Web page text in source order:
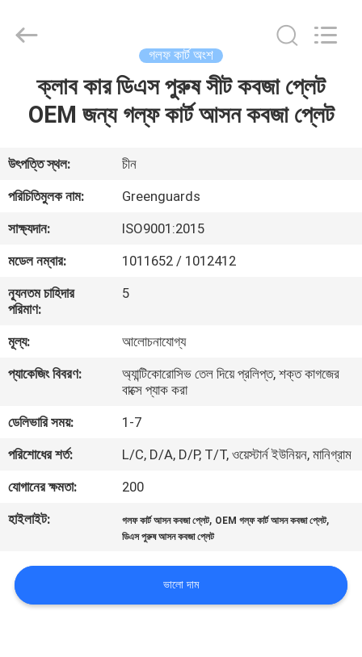
আমাদের
সম্পর্কে
কারখানা
ভ্রমণ
মান
নিয়ন্ত্রণ
যোগাযোগ
করুন
খবর
উদ্ধৃতির
জন্য
Trading
গলফ কার্ট অংশ
ক্লাব কার ডিএস পুরুষ সীট কবজা প্লেট
OEM জন্য গল্ফ কার্ট আসন কবজা প্লেট
উৎপত্তি স্থল:
চীন
পরিচিতিমুলক নাম:
Greenguards
সাক্ষ্যদান:
ISO9001:2015
মডেল নম্বার:
1011652 / 1012412
ন্যূনতম চাহিদার
পরিমাণ:
5
মূল্য:
আলোচনাযোগ্য
প্যাকেজিং বিবরণ:
অ্যান্টিকোরোসিভ তেল দিয়ে প্রলিপ্ত, শক্ত কাগজের
বাক্সে প্যাক করা
ডেলিভারি সময়:
1-7
পরিশোধের শর্ত:
L/C, D/A, D/P, T/T, ওয়েস্টার্ন ইউনিয়ন, মানিগ্রাম
যোগানের ক্ষমতা:
200
হাইলাইট:
গলফ কার্ট আসন কবজা প্লেট, OEM গল্ফ কার্ট আসন কবজা প্লেট,
ডিএস পুরুষ আসন কবজা প্লেট
ভালো দাম